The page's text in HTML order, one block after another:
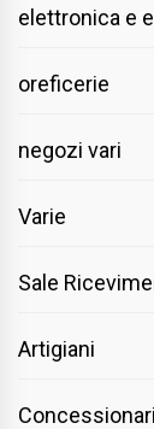
elettronica e
oreficerie
negozi vari
Varie
Sale
Artigiani